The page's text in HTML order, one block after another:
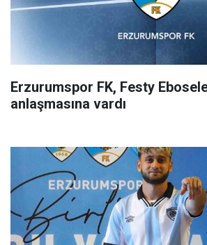
Erzurumspor FK, Festy
anlaşmasına vardı